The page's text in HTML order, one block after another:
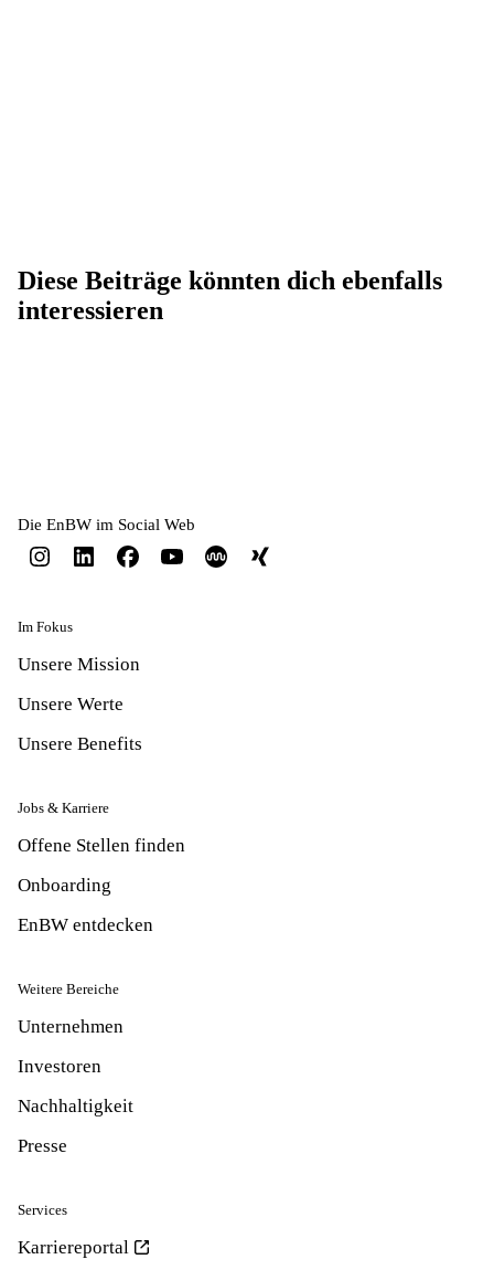
Diese Beiträge könnten dich ebenfalls
interessieren
Die EnBW im Social Web
Im Fokus
Unsere Mission
Unsere Werte
Unsere Benefits
Jobs & Karriere
Offene Stellen finden
Onboarding
EnBW entdecken
Weitere Bereiche
Unternehmen
Investoren
Nachhaltigkeit
Presse
Services
Karriereportal